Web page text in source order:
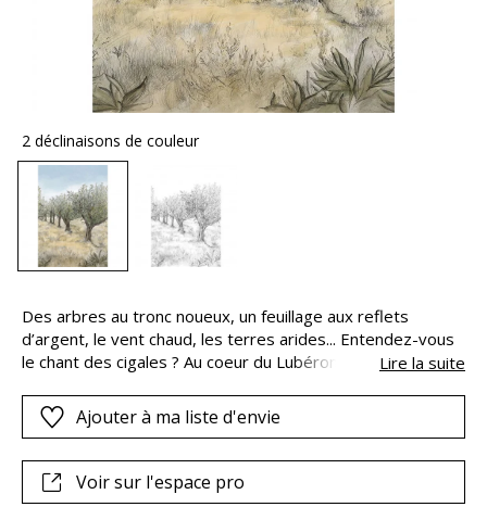
2 déclinaisons de couleur
Des arbres au tronc noueux, un feuillage aux reflets
d’argent, le vent chaud, les terres arides... Entendez-vous
le chant des cigales ? Au coeur du Lubéron, le village de
évoquant les paysages et les teintes de la Provence.
Lire la suite
Ajouter à ma liste d'envie
Voir sur l'espace pro